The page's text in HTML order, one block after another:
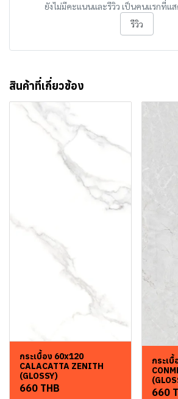
ยังไม่มีคะแนนและรีวิว เป็นคนแรกที่แ
รีวิว
สินค้าที่เกี่ยวข้อง
กระเบื้อง 60x120
CALACATTA ZENITH
(GLOSSY)
660 THB
กระเ
660